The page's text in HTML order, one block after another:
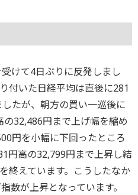
けて4日ぶりに反発しまし
付いた日経平均は直後に281
たが、朝方の買い一巡後に
32,486円まで上げ幅を縮め
円を小幅に下回ったところ
円高の32,799円まで上昇し結
終えています。こうしたなか
数が上昇となっています。